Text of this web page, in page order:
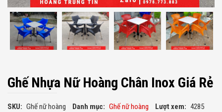
Ghế Nhựa Nữ Hoàng Chân Inox Giá Rẻ
SKU: Ghế nữ hoàng Danh mục: Ghế nữ hoàng Lượt xem: 4285